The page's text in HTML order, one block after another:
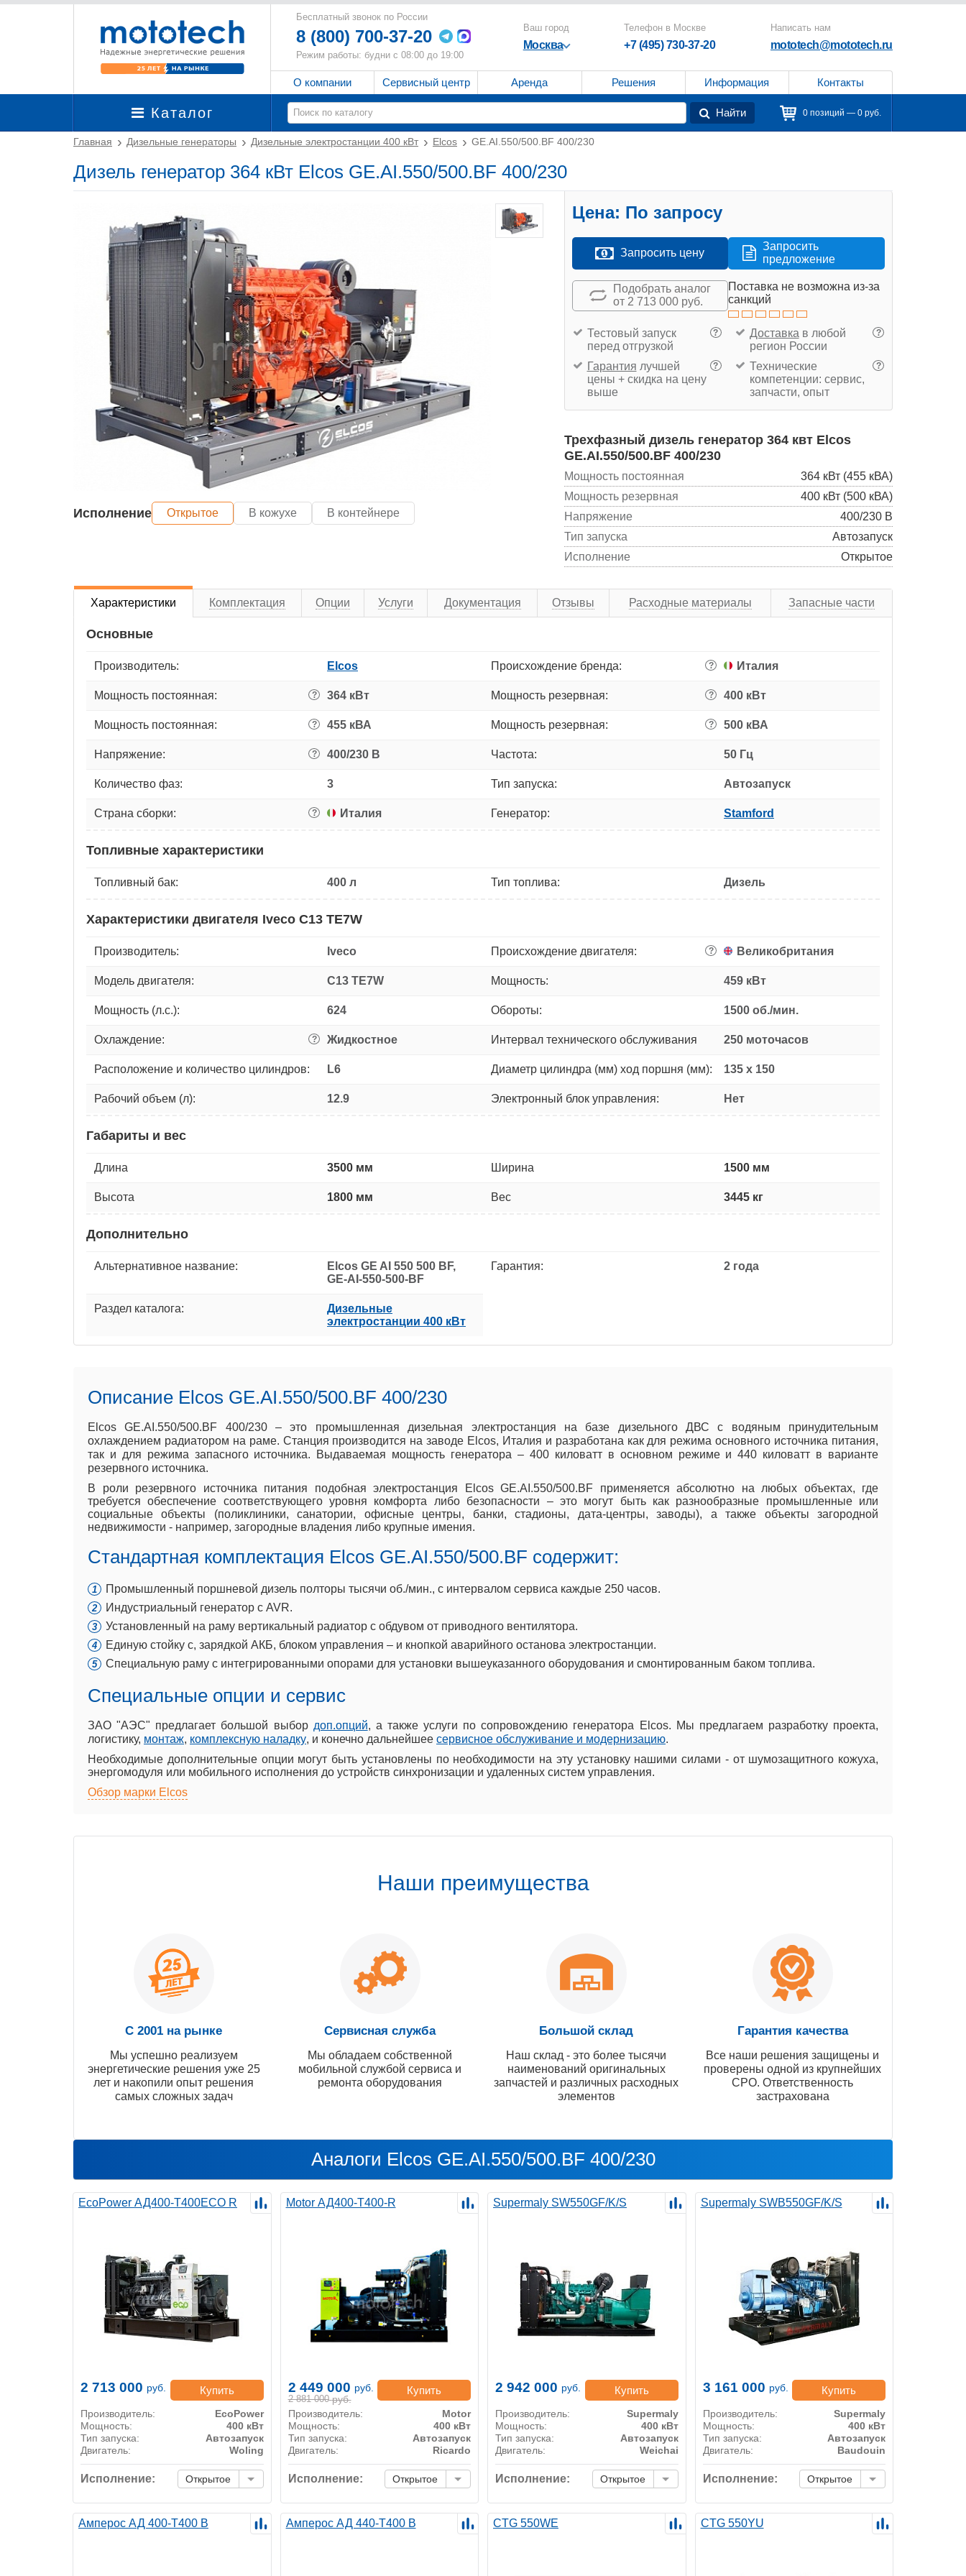
Бесплатный звонок по России
8 (800) 700-37-20
Режим работы: будни с 08:00 до 19:00
Ваш город
Москва
Телефон в Москве
+7 (495) 730-37-20
Написать нам
mototech@mototech.ru
О компании Сервисный центр Аренда Решения Информация Контакты
Каталог Найти 0 позиций — 0 руб.
Главная Дизельные генераторы Дизельные электростанции 400 кВт Elcos GE.AI.550/500.BF 400/230
Дизель генератор 364 кВт Elcos GE.AI.550/500.BF 400/230
Исполнение Открытое В кожухе В контейнере
Цена: По запросу
Запросить цену
Запросить
предложение
Подобрать аналог
от 2 713 000 руб.
Поставка не возможна из-за
санкций
?
Тестовый запуск
перед отгрузкой
?
Доставка в любой
регион России
?
Гарантия лучшей
цены + скидка на цену
выше
?
Технические
компетенции: сервис,
запчасти, опыт
Трехфазный дизель генератор 364 квт Elcos
GE.AI.550/500.BF 400/230
Мощность постоянная
364 кВт (455 кВА)
Мощность резервная
400 кВт (500 кВА)
Напряжение
400/230 В
Тип запуска
Автозапуск
Исполнение
Открытое
Характеристики Комплектация Опции Услуги Документация Отзывы Расходные материалы Запасные части
Основные
Производитель: Elcos Происхождение бренда: ? Италия
Мощность постоянная: ? 364 кВт Мощность резервная: ? 400 кВт
Мощность постоянная: ? 455 кВА Мощность резервная: ? 500 кВА
Напряжение: ? 400/230 В Частота: 50 Гц
Количество фаз: 3 Тип запуска: Автозапуск
Страна сборки: ? Италия Генератор: Stamford
Топливные характеристики
Топливный бак: 400 л Тип топлива: Дизель
Характеристики двигателя Iveco C13 TE7W
Производитель: Iveco Происхождение двигателя: ? Великобритания
Модель двигателя: C13 TE7W Мощность: 459 кВт
Мощность (л.с.): 624 Обороты: 1500 об./мин.
Охлаждение: ? Жидкостное Интервал технического обслуживания 250 моточасов
Расположение и количество цилиндров: L6 Диаметр цилиндра (мм) ход поршня (мм): 135 x 150
Рабочий объем (л): 12.9 Электронный блок управления: Нет
Габариты и вес
Длина 3500 мм Ширина 1500 мм
Высота 1800 мм Вес 3445 кг
Дополнительно
Альтернативное название:
Elcos GE AI 550 500 BF,
GE-AI-550-500-BF
Гарантия: 2 года
Раздел каталога:
Дизельные
электростанции 400 кВт
Описание Elcos GE.AI.550/500.BF 400/230
Elcos GE.AI.550/500.BF 400/230 – это промышленная дизельная электростанция на базе дизельного ДВС с водяным принудительным
охлаждением радиатором на раме. Станция производится на заводе Elcos, Италия и разработана как для режима основного источника питания,
так и для режима запасного источника. Выдаваемая мощность генератора – 400 киловатт в основном режиме и 440 киловатт в варианте
резервного источника.
В роли резервного источника питания подобная электростанция Elcos GE.AI.550/500.BF применяется абсолютно на любых объектах, где
требуется обеспечение соответствующего уровня комфорта либо безопасности – это могут быть как разнообразные промышленные или
социальные объекты (поликлиники, санатории, офисные центры, банки, стадионы, дата-центры, заводы), а также объекты загородной
недвижимости - например, загородные владения либо крупные имения.
Стандартная комплектация Elcos GE.AI.550/500.BF содержит:
Промышленный поршневой дизель полторы тысячи об./мин., с интервалом сервиса каждые 250 часов.
Индустриальный генератор с AVR.
Установленный на раму вертикальный радиатор с обдувом от приводного вентилятора.
Единую стойку с, зарядкой АКБ, блоком управления – и кнопкой аварийного останова электростанции.
Специальную раму с интегрированными опорами для установки вышеуказанного оборудования и смонтированным баком топлива.
Специальные опции и сервис
ЗАО "АЭС" предлагает большой выбор доп.опций, а также услуги по сопровождению генератора Elcos. Мы предлагаем разработку проекта,
логистику, монтаж, комплексную наладку, и конечно дальнейшее сервисное обслуживание и модернизацию.
Необходимые дополнительные опции могут быть установлены по необходимости на эту установку нашими силами - от шумозащитного кожуха,
энергомодуля или мобильного исполнения до устройств синхронизации и удаленных систем управления.
Обзор марки Elcos
Наши преимущества
С 2001 на рынке
Мы успешно реализуем
энергетические решения уже 25
лет и накопили опыт решения
самых сложных задач
Сервисная служба
Мы обладаем собственной
мобильной службой сервиса и
ремонта оборудования
Большой склад
Наш склад - это более тысячи
наименований оригинальных
запчастей и различных расходных
элементов
Гарантия качества
Все наши решения защищены и
проверены одной из крупнейших
СРО. Ответственность
застрахована
Аналоги Elcos GE.AI.550/500.BF 400/230
EcoPower АД400-T400ECO R
2 713 000 руб. Купить
Производитель:
EcoPower
Мощность:
400 кВт
Тип запуска:
Автозапуск
Двигатель:
Woling
Исполнение: Открытое
Motor АД400-Т400-R
2 881 000 руб.
2 449 000 руб. Купить
Производитель:
Motor
Мощность:
400 кВт
Тип запуска:
Автозапуск
Двигатель:
Ricardo
Исполнение: Открытое
Supermaly SW550GF/K/S
2 942 000 руб. Купить
Производитель:
Supermaly
Мощность:
400 кВт
Тип запуска:
Автозапуск
Двигатель:
Weichai
Исполнение: Открытое
Supermaly SWB550GF/K/S
3 161 000 руб. Купить
Производитель:
Supermaly
Мощность:
400 кВт
Тип запуска:
Автозапуск
Двигатель:
Baudouin
Исполнение: Открытое
Амперос АД 400-Т400 B Амперос АД 440-Т400 B CTG 550WE CTG 550YU